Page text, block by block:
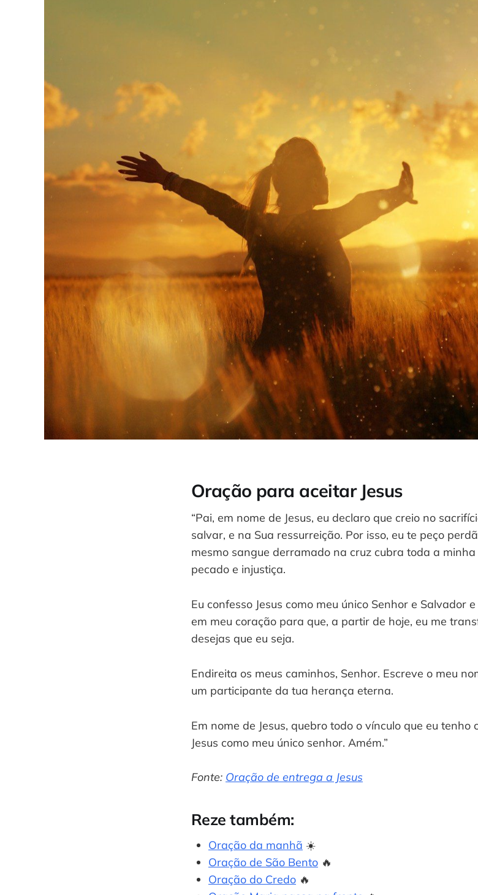
Oração para aceitar Jesus
“Pai, em nome de Jesus, eu declaro que creio no
salvar, e na Sua ressurreição. Por isso, eu te peço
mesmo sangue derramado na cruz cubra toda a
pecado e injustiça.
Eu confesso Jesus como meu único Senhor e Salvador
em meu coração para que, a partir de hoje, eu me
desejas que eu seja.
Endireita os meus caminhos, Senhor. Escreve o meu
um participante da tua herança eterna.
Em nome de Jesus, quebro todo o vínculo que eu
Jesus como meu único senhor. Amém.”
Fonte: Oração de entrega a Jesus
Reze também:
Oração da manhã ☀️
Oração de São Bento 🔥
Oração do Credo 🔥